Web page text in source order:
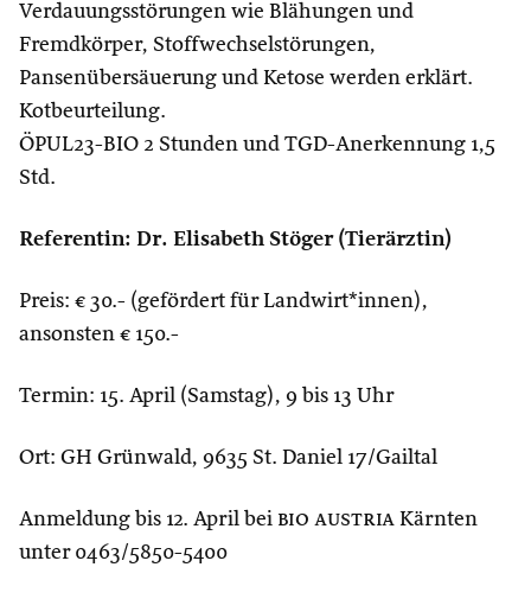
Verdauungsstörungen wie Blähungen und
Fremdkörper, Stoffwechselstörungen,
Pansenübersäuerung und Ketose werden erklärt.
Kotbeurteilung.
ÖPUL23-BIO 2 Stunden und TGD-Anerkennung 1,5
Std.
Referentin: Dr. Elisabeth Stöger (Tierärztin)
Preis: € 30.- (gefördert für Landwirt*innen),
ansonsten € 150.-
Termin: 15. April (Samstag), 9 bis 13 Uhr
Ort: GH Grünwald, 9635 St. Daniel 17/Gailtal
Anmeldung bis 12. April bei bio austria Kärnten
unter 0463/5850-5400